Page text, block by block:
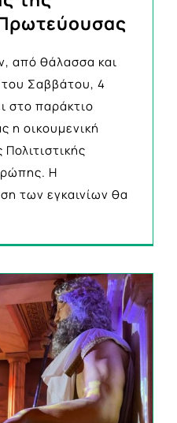
από θάλασσα και
Σαββάτου, 4
στο παράκτιο
η οικουμενική
Η
των εγκαινίων θα